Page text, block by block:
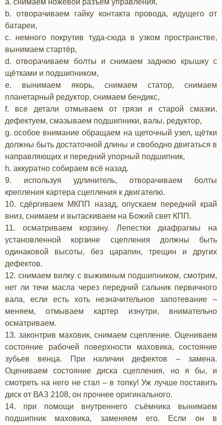
b. отворачиваем гайку контакта провода, идущего от
батареи,
c. немного покрутив туда-сюда в узком пространстве,
вынимаем стартёр,
d. отворачиваем болты и снимаем заднюю крышку с
щётками и подшипником,
e. вынимаем якорь, снимаем статор, снимаем
планетарный редуктор, снимаем бендикс,
f. все детали отмываем от грязи и старой смазки,
дефектуем, смазываем подшипники, валы, редуктор,
g. особое внимание обращаем на щеточный узел, щётки
должны быть достаточной длины и свободно двигаться в
направляющих и передний упорный подшипник,
h. аккуратно собираем всё назад.
9. используя удлинитель, отворачиваем болты
крепления картера сцепления к двигателю.
10. сдёргиваем МКПП назад, опускаем передний край
вниз, снимаем и вытаскиваем на Божий свет КПП.
11. осматриваем корзину. Лепестки диафрагмы на
установленной корзине сцепления должны быть
одинаковой высоты, без царапин, трещин и других
дефектов.
12. снимаем вилку с выжимным подшипником, смотрим,
нет ли течи масла через передний сальник первичного
вала, если есть хоть незначительное запотевание –
меняем, отмываем картер изнутри, внимательно
осматриваем.
13. законтрив маховик, снимаем сцепление. Оцениваем
состояние рабочей поверхности маховика, состояние
зубьев венца. При наличии дефектов – замена.
Оцениваем состояние диска сцепления, но я бы, и
смотреть на него не стал – в топку! Уж лучше поставить
диск от ВАЗ 2108, он прочнее оригинального.
14. при помощи внутреннего съёмника вынимаем
подшипник маховика, заменяем его. Если он в